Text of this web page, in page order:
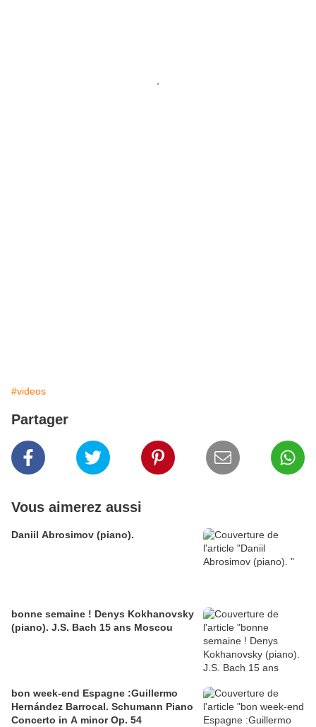
#videos
Partager
Vous aimerez aussi
Daniil Abrosimov (piano).
bonne semaine ! Denys Kokhanovsky
(piano). J.S. Bach 15 ans Moscou
bon week-end Espagne :Guillermo
Hernández Barrocal. Schumann Piano
Concerto in A minor Op. 54